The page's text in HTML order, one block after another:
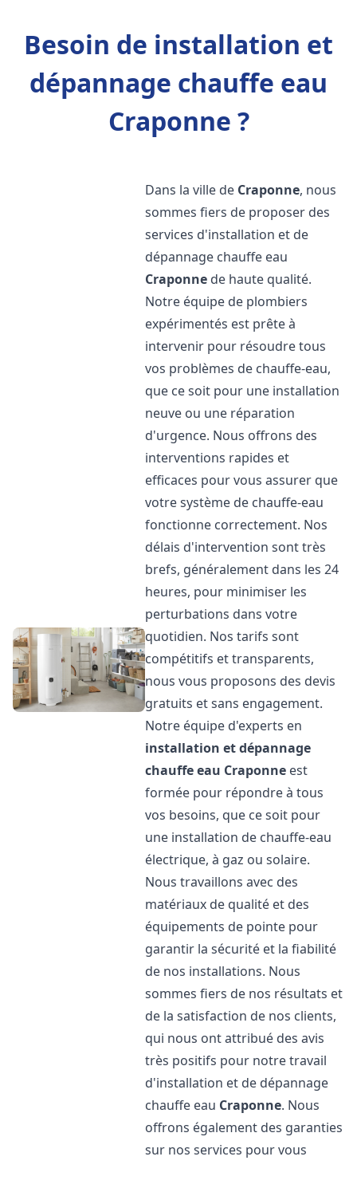
Besoin de installation et
dépannage chauffe eau
Craponne ?
Dans la ville de Craponne, nous
sommes fiers de proposer des
services d'installation et de
dépannage chauffe eau
Craponne de haute qualité.
Notre équipe de plombiers
expérimentés est prête à
intervenir pour résoudre tous
vos problèmes de chauffe-eau,
que ce soit pour une installation
neuve ou une réparation
d'urgence. Nous offrons des
interventions rapides et
efficaces pour vous assurer que
votre système de chauffe-eau
fonctionne correctement. Nos
délais d'intervention sont très
brefs, généralement dans les 24
heures, pour minimiser les
perturbations dans votre
quotidien. Nos tarifs sont
compétitifs et transparents,
nous vous proposons des devis
gratuits et sans engagement.
Notre équipe d'experts en
installation et dépannage
chauffe eau Craponne est
formée pour répondre à tous
vos besoins, que ce soit pour
une installation de chauffe-eau
électrique, à gaz ou solaire.
Nous travaillons avec des
matériaux de qualité et des
équipements de pointe pour
garantir la sécurité et la fiabilité
de nos installations. Nous
sommes fiers de nos résultats et
de la satisfaction de nos clients,
qui nous ont attribué des avis
très positifs pour notre travail
d'installation et de dépannage
chauffe eau Craponne. Nous
offrons également des garanties
sur nos services pour vous